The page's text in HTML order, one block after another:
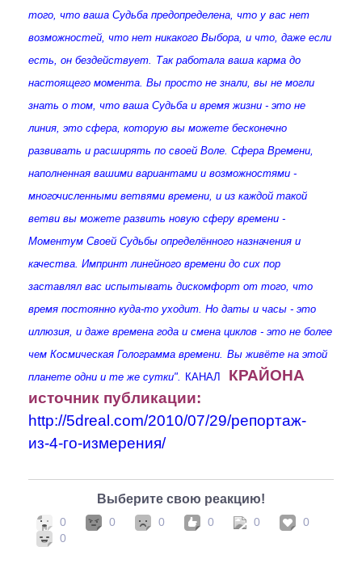
того, что ваша Судьба предопределена, что у вас нет
возможностей, что нет никакого Выбора, и что, даже если
есть, он бездействует. Так работала ваша карма до
настоящего момента. Вы просто не знали, вы не могли
знать о том, что ваша Судьба и время жизни - это не
линия, это сфера, которую вы можете бесконечно
развивать и расширять по своей Воле. Сфера Времени,
наполненная вашими вариантами и возможностями -
многочисленными ветвями времени, и из каждой такой
ветви вы можете развить новую сферу времени -
Моментум Своей Судьбы определённого назначения и
качества. Импринт линейного времени до сих пор
заставлял вас испытывать дискомфорт от того, что
время постоянно куда-то уходит. Но даты и часы - это
иллюзия, и даже времена года и смена циклов - это не более
чем Космическая Голограмма времени. Вы живёте на этой
планете одни и те же сутки". КАНАЛ
КРАЙОНА
источник публикации:
http://5dreal.com/2010/07/29/репортаж-
из-4-го-измерения/
Выберите свою реакцию!
0 0 0 0 0
0
0